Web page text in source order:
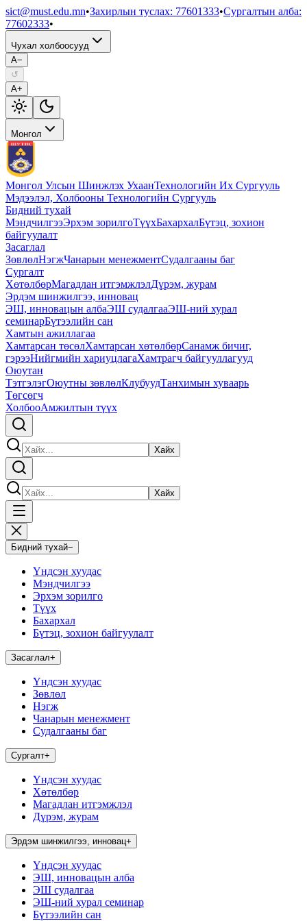
sict@must.edu.mn•Захирлын туслах: 77601333•Сургалтын алба:
77602333•
Чухал холбоосууд
A−
↺
A+
Монгол
Монгол Улсын Шинжлэх УхаанТехнологийн Их Сургууль
Мэдээлэл, Холбооны Технологийн Сургууль
Бидний тухай
МэндчилгээЭрхэм зорилгоТүүхБахархалБүтэц, зохион
байгуулалт
Засаглал
ЗөвлөлНэгжЧанарын менежментСудалгааны баг
Сургалт
ХөтөлбөрМагадлан итгэмжлэлДүрэм, журам
Эрдэм шинжилгээ, инновац
ЭШ, инновацын албаЭШ судалгааЭШ-ний хурал
семинарБүтээлийн сан
Хамтын ажиллагаа
Хамтарсан төсөлХамтарсан хөтөлбөрСанамж бичиг,
гэрээНийгмийн хариуцлагаХамтрагч байгууллагууд
Оюутан
ТэтгэлэгОюутны зөвлөлКлубуудТанхимын хуваарь
Төгсөгч
ХолбооАмжилтын түүх
Хайх
Хайх
Бидний тухай−
Үндсэн хуудас
Мэндчилгээ
Эрхэм зорилго
Түүх
Бахархал
Бүтэц, зохион байгуулалт
Засаглал+
Үндсэн хуудас
Зөвлөл
Нэгж
Чанарын менежмент
Судалгааны баг
Сургалт+
Үндсэн хуудас
Хөтөлбөр
Магадлан итгэмжлэл
Дүрэм, журам
Эрдэм шинжилгээ, инновац+
Үндсэн хуудас
ЭШ, инновацын алба
ЭШ судалгаа
ЭШ-ний хурал семинар
Бүтээлийн сан